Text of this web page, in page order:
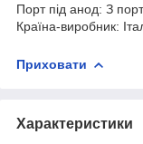
Порт під анод: З
Країна-виробник:
Приховати
Характеристики